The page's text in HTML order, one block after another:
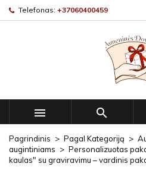
Telefonas: +37060400459
 
Pagrindinis Pagal Kategoriją
augintiniams
Personalizuotas
kaulas" su graviravimu – vardinis